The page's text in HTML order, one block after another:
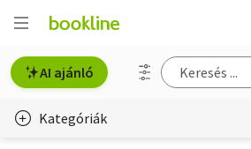
AI ajánló
Kategóriák